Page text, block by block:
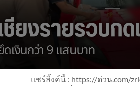
แชร์ลิ้งค์นี้ : https://ด่วน.com/